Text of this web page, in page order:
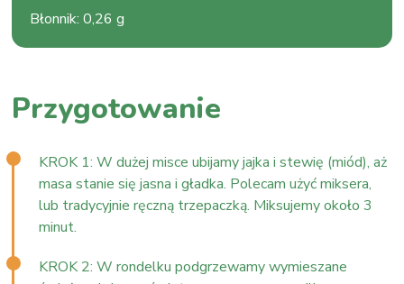
Błonnik:0,26 g
Przygotowanie
KROK 1: W dużej misce ubijamy jajka i stewię (miód), aż
masa stanie się jasna i gładka. Polecam użyć miksera,
lub tradycyjnie ręczną trzepaczką. Miksujemy około 3
minut.
KROK 2: W rondelku podgrzewamy wymieszane